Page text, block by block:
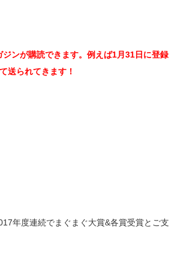
ンが購読できます。例えば1月31日に登録
送られてきます！
年度連続でまぐまぐ大賞&各賞受賞とご支